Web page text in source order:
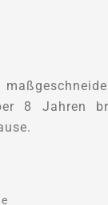
8 Jahren